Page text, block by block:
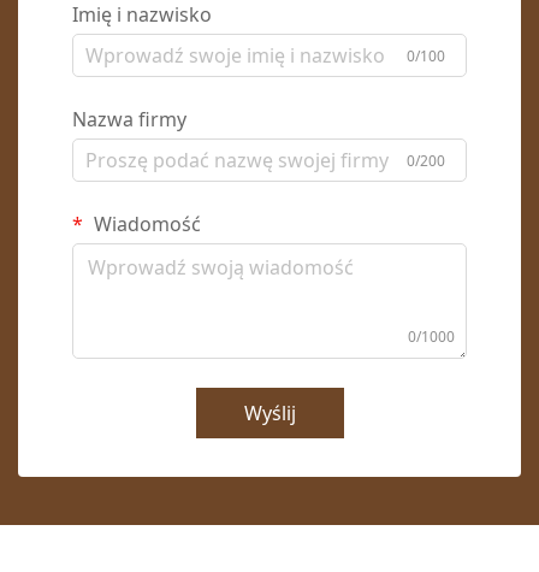
Imię i nazwisko
0/100
Nazwa firmy
0/200
Wiadomość
0/1000
Wyślij